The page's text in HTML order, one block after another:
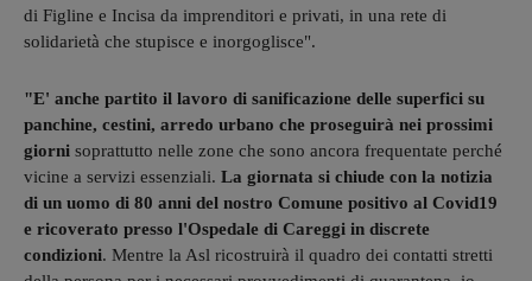
di Figline e Incisa da imprenditori e privati, in una rete di
solidarietà che stupisce e inorgoglisce".
"E' anche partito il lavoro di sanificazione delle superfici su
panchine, cestini, arredo urbano che proseguirà nei prossimi
giorni soprattutto nelle zone che sono ancora frequentate perché
vicine a servizi essenziali. La giornata si chiude con la notizia
di un uomo di 80 anni del nostro Comune positivo al Covid19
e ricoverato presso l'Ospedale di Careggi in discrete
condizioni. Mentre la Asl ricostruirà il quadro dei contatti stretti